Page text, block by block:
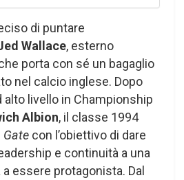
di puntare
Wallace, esterno
porta con sé un bagaglio
nel calcio inglese. Dopo
alto livello in Championship
Albion, il classe 1994
Gate con l’obiettivo di dare
e continuità a una
essere protagonista. Dal